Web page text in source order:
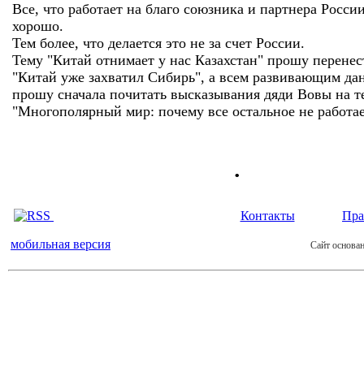
Все, что работает на благо союзника и партнера
хорошо.
Тем более, что делается это не за счет России.
Тему "Китай отнимает у нас Казахстан" прошу
"Китай уже захватил Сибирь", а всем развивающим
прошу сначала почитать высказывания дяди Вовы на
"Многополярный мир: почему все остальное не
.
Контакты
мобильная версия Сайт